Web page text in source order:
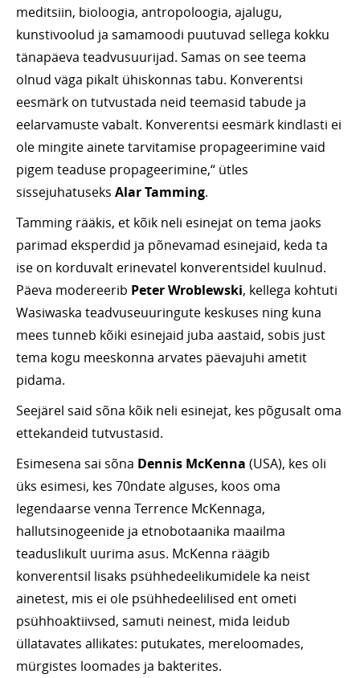
meditsiin, bioloogia, antropoloogia, ajalugu,
kunstivoolud ja samamoodi puutuvad sellega kokku
tänapäeva teadvusuurijad. Samas on see teema
olnud väga pikalt ühiskonnas tabu. Konverentsi
eesmärk on tutvustada neid teemasid tabude ja
eelarvamuste vabalt. Konverentsi eesmärk kindlasti ei
ole mingite ainete tarvitamise propageerimine vaid
pigem teaduse propageerimine,“ ütles
sissejuhatuseks Alar Tamming.
Tamming rääkis, et kõik neli esinejat on tema jaoks
parimad eksperdid ja põnevamad esinejaid, keda ta
ise on korduvalt erinevatel konverentsidel kuulnud.
Päeva modereerib Peter Wroblewski, kellega kohtuti
Wasiwaska teadvuseuuringute keskuses ning kuna
mees tunneb kõiki esinejaid juba aastaid, sobis just
tema kogu meeskonna arvates päevajuhi ametit
pidama.
Seejärel said sõna kõik neli esinejat, kes põgusalt oma
ettekandeid tutvustasid.
Esimesena sai sõna Dennis McKenna (USA), kes oli
üks esimesi, kes 70ndate alguses, koos oma
legendaarse venna Terrence McKennaga,
hallutsinogeenide ja etnobotaanika maailma
teaduslikult uurima asus. McKenna räägib
konverentsil lisaks psühhedeelikumidele ka neist
ainetest, mis ei ole psühhedeelilised ent ometi
psühhoaktiivsed, samuti neinest, mida leidub
üllatavates allikates: putukates, mereloomades,
mürgistes loomades ja bakterites.